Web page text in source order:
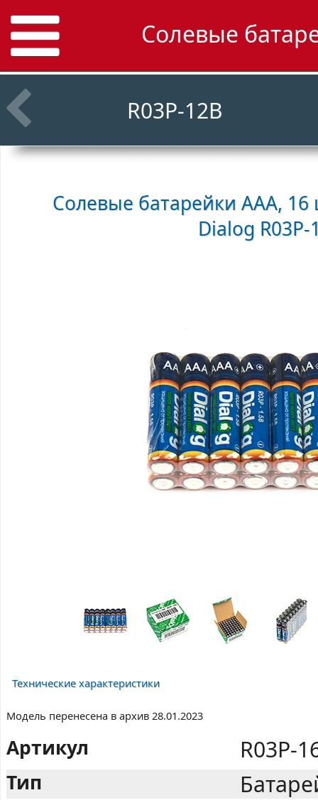
Солевые
R03P-12B
Солевые батарейки AAА,
Dialog R03P-
Технические характеристики
Модель перенесена в архив 28.01.2023
Артикул R03P-
Тип